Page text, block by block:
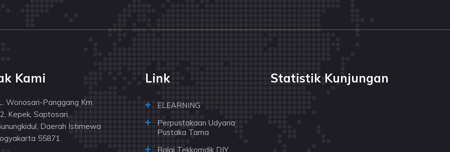
Kami
Wonosari-Panggang Km.
Kepek, Saptosari,
Daerah Istimewa
55871
Link
ELEARNING
Perpustakaan Udyana
Pustaka Tama
Balai Tekkomdik DIY
Statistik Kunjungan